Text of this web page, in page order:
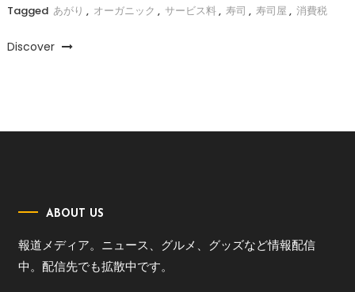
Tagged あがり , オーガニック , サービス料, 寿司 , 寿司屋 , 消費税
Discover
ABOUT US
報道メディア。ニュース、グルメ、グッズなど情報配信
中。配信先でも拡散中です。